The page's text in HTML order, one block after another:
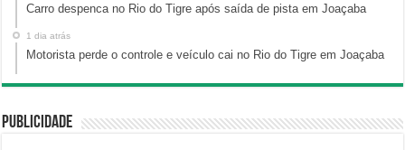
Carro despenca no Rio do Tigre após saída de pista em Joaçaba
1 dia atrás
Motorista perde o controle e veículo cai no Rio do Tigre em Joaçaba
Publicidade